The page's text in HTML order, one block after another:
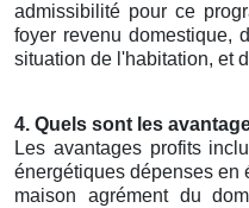
admissibilité pour ce
foyer revenu domestique,
situation de l'habitation, et
4. Quels sont les
Les avantages profits
énergétiques dépenses en
maison agrément du